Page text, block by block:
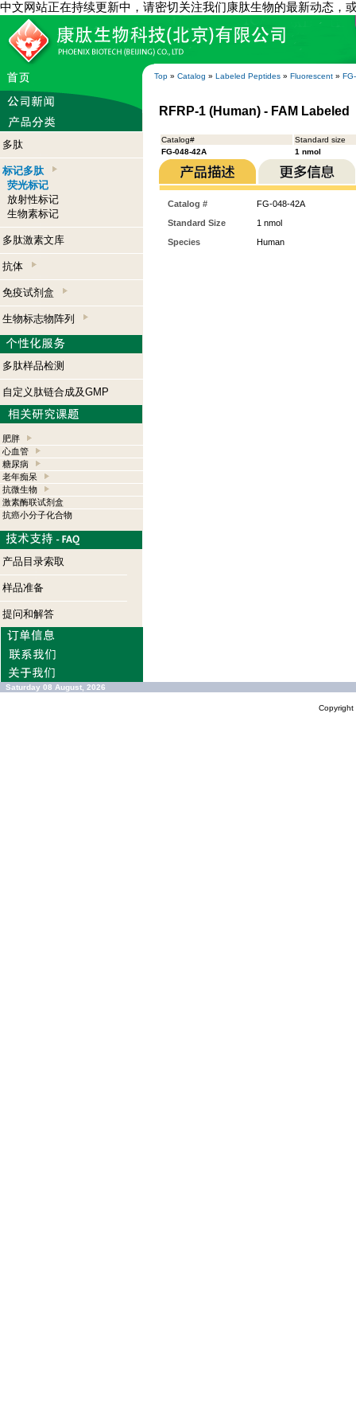
中文网站正在持续更新中，请密切关注我们康肽生物的最新动态，
Top » Catalog » Labeled Peptides » Fluorescent »
多肽
标记多肽
荧光标记
放射性标记
生物素标记
多肽激素文库
抗体
免疫试剂盒
生物标志物阵列
多肽样品检测
自定义肽链合成及GMP
肥胖
心血管
糖尿病
老年痴呆
抗微生物
激素酶联试剂盒
抗癌小分子化合物
产品目录索取
样品准备
提问和解答
RFRP-1 (Human) - FAM Labeled
Catalog#
Standard size
FG-048-42A
1 nmol
Catalog #
FG-048-42A
Standard Size
1 nmol
Species
Human
Saturday 08 August, 2026